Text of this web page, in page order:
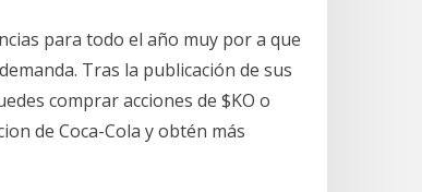
para todo el año muy por a que
Tras la publicación de sus
comprar acciones de $KO o
de Coca-Cola y obtén más